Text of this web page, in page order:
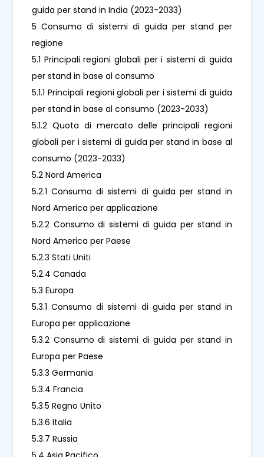
guida per stand in India (2023-2033)
5 Consumo di sistemi di guida per stand per
regione
5.1 Principali regioni globali per i sistemi di guida
per stand in base al consumo
5.1.1 Principali regioni globali per i sistemi di guida
per stand in base al consumo (2023-2033)
5.1.2 Quota di mercato delle principali regioni
globali per i sistemi di guida per stand in base al
consumo (2023-2033)
5.2 Nord America
5.2.1 Consumo di sistemi di guida per stand in
Nord America per applicazione
5.2.2 Consumo di sistemi di guida per stand in
Nord America per Paese
5.2.3 Stati Uniti
5.2.4 Canada
5.3 Europa
5.3.1 Consumo di sistemi di guida per stand in
Europa per applicazione
5.3.2 Consumo di sistemi di guida per stand in
Europa per Paese
5.3.3 Germania
5.3.4 Francia
5.3.5 Regno Unito
5.3.6 Italia
5.3.7 Russia